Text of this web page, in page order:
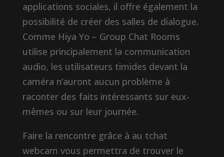
applications sociales, il offre également la
possibilité de créer des salles de dialogue.
Comme Hiya Yo – Group Chat Rooms
utilise principalement la communication
audio, les utilisateurs timides devant la
caméra n’auront aucun problème à
raconter des faits intéressants sur eux-
mêmes ou sur leur journée.
Faire la rencontre grâce à au tchat
webcam vous permettra de trouver le